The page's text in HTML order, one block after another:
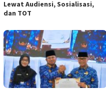
Lewat Audiensi, Sosialisasi,
dan TOT